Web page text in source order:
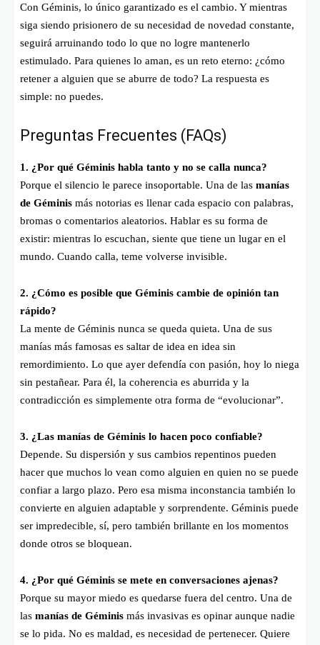
Con Géminis, lo único garantizado es el cambio. Y mientras
siga siendo prisionero de su necesidad de novedad constante,
seguirá arruinando todo lo que no logre mantenerlo
estimulado. Para quienes lo aman, es un reto eterno: ¿cómo
retener a alguien que se aburre de todo? La respuesta es
simple: no puedes.
Preguntas Frecuentes (FAQs)
1. ¿Por qué Géminis habla tanto y no se calla nunca?
Porque el silencio le parece insoportable. Una de las manías
de Géminis más notorias es llenar cada espacio con palabras,
bromas o comentarios aleatorios. Hablar es su forma de
existir: mientras lo escuchan, siente que tiene un lugar en el
mundo. Cuando calla, teme volverse invisible.
2. ¿Cómo es posible que Géminis cambie de opinión tan
rápido?
La mente de Géminis nunca se queda quieta. Una de sus
manías más famosas es saltar de idea en idea sin
remordimiento. Lo que ayer defendía con pasión, hoy lo niega
sin pestañear. Para él, la coherencia es aburrida y la
contradicción es simplemente otra forma de “evolucionar”.
3. ¿Las manías de Géminis lo hacen poco confiable?
Depende. Su dispersión y sus cambios repentinos pueden
hacer que muchos lo vean como alguien en quien no se puede
confiar a largo plazo. Pero esa misma inconstancia también lo
convierte en alguien adaptable y sorprendente. Géminis puede
ser impredecible, sí, pero también brillante en los momentos
donde otros se bloquean.
4. ¿Por qué Géminis se mete en conversaciones ajenas?
Porque su mayor miedo es quedarse fuera del centro. Una de
las manías de Géminis más invasivas es opinar aunque nadie
se lo pida. No es maldad, es necesidad de pertenecer. Quiere